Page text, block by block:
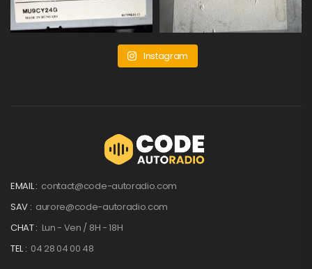
Instagram
EMAIL : contact@code-autoradio.com
SAV : aurore@code-autoradio.com
CHAT : Lun - Ven / 8H - 18H
TEL : 04 28 04 00 48